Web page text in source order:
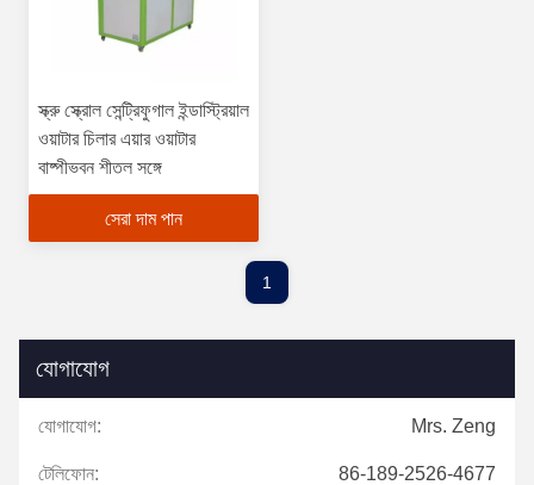
স্ক্রু স্ক্রোল সেন্ট্রিফুগাল ইন্ডাস্ট্রিয়াল
ওয়াটার চিলার এয়ার ওয়াটার
বাষ্পীভবন শীতল সঙ্গে
সেরা দাম পান
1
যোগাযোগ
যোগাযোগ: Mrs. Zeng
টেলিফোন: 86-189-2526-4677